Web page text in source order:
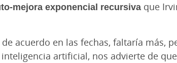
mejora exponencial recursiva que
acuerdo en las fechas, faltaría más,
artificial, nos advierte de que